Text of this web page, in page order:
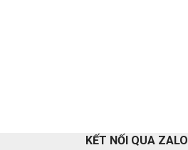
KẾT NỐI QUA ZALO